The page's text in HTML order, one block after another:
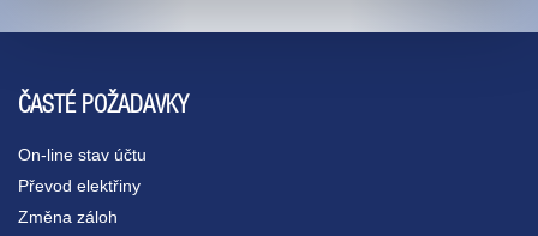
ČASTÉ POŽADAVKY
On-line stav účtu
Převod elektřiny
Změna záloh